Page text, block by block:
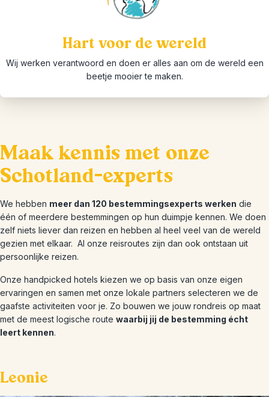
Hart voor de wereld
Wij werken verantwoord en doen er alles aan om de wereld een
beetje mooier te maken.
Maak kennis met onze
Schotland-experts
We hebben meer dan 120 bestemmingsexperts werken die
één of meerdere bestemmingen op hun duimpje kennen. We doen
zelf niets liever dan reizen en hebben al heel veel van de wereld
gezien met elkaar. Al onze reisroutes zijn dan ook ontstaan uit
persoonlijke reizen.
Onze handpicked hotels kiezen we op basis van onze eigen
ervaringen en samen met onze lokale partners selecteren we de
gaafste activiteiten voor je. Zo bouwen we jouw rondreis op maat
met de meest logische route waarbij jij de bestemming écht
leert kennen.
Leonie